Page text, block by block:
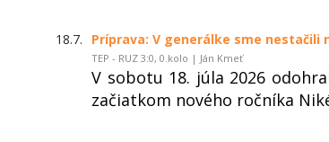
18.7. Príprava: V generálke sme nestačili
TEP - RUZ 3:0, 0.kolo | Ján Kmeť
V sobotu 18. júla 2026
začiatkom nového ročníka